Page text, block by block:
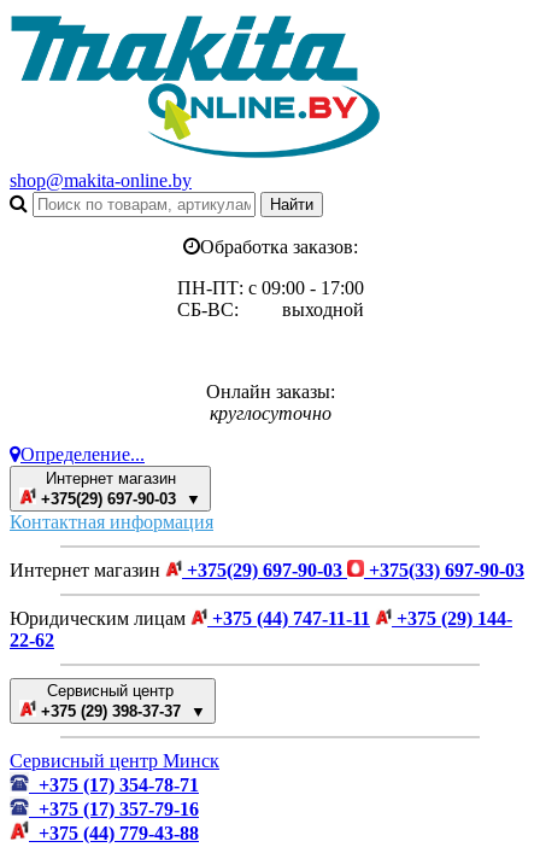
shop@makita-online.by
Обработка заказов:
ПН-ПТ: с 09:00 - 17:00
СБ-ВС: выходной
Онлайн заказы:
круглосуточно
Определение...
Интернет магазин
+375(29) 697-90-03 ▼
Контактная информация
Интернет магазин +375(29) 697-90-03 +375(33) 697-90-03
Юридическим лицам +375 (44) 747-11-11
+375 (29) 144-
22-62
Сервисный центр
+375 (29) 398-37-37 ▼
Сервисный центр Минск
+375 (17) 354-78-71
+375 (17) 357-79-16
+375 (44) 779-43-88